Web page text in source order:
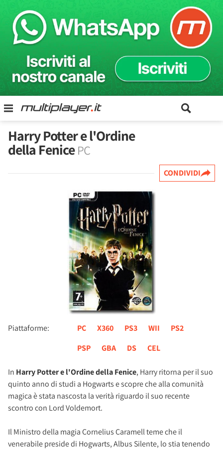
Harry Potter e l'Ordine
della FenicePC
CONDIVIDI
Piattaforme: PC X360 PS3 WII
PS2
PSP
GBA DS CEL
In Harry Potter e l'Ordine della Fenice, Harry ritorna per il suo
quinto anno di studi a Hogwarts e scopre che alla comunità
magica è stata nascosta la verità riguardo il suo recente
scontro con Lord Voldemort.
Il Ministro della magia Cornelius Caramell teme che il
venerabile preside di Hogwarts, Albus Silente, lo stia tenendo